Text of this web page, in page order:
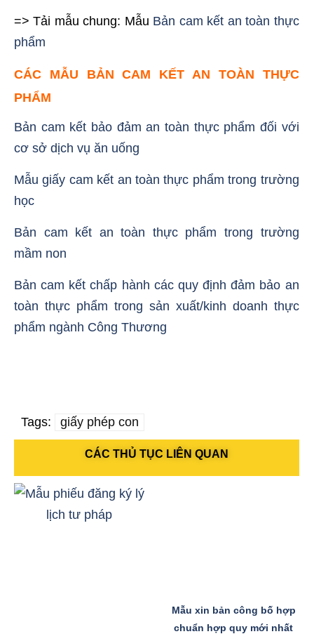
=> Tải mẫu chung: Mẫu Bản cam kết an toàn thực
phẩm
CÁC MẪU BẢN CAM KẾT AN TOÀN THỰC
PHẨM
Bản cam kết bảo đảm an toàn thực phẩm đối với
cơ sở dịch vụ ăn uống
Mẫu giấy cam kết an toàn thực phẩm trong trường
học
Bản cam kết an toàn thực phẩm trong trường
mầm non
Bản cam kết chấp hành các quy định đảm bảo an
toàn thực phẩm trong sản xuất/kinh doanh thực
phẩm ngành Công Thương
Tags: giấy phép con
CÁC THỦ TỤC LIÊN QUAN
Mẫu xin bản công bố hợp
chuẩn hợp quy mới nhất